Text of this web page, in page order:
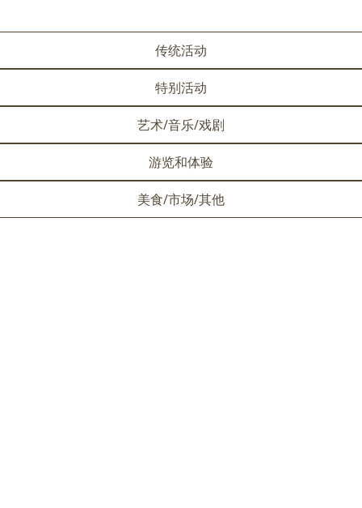
传统活动
特别活动
艺术/音乐/戏剧
游览和体验
美食/市场/其他